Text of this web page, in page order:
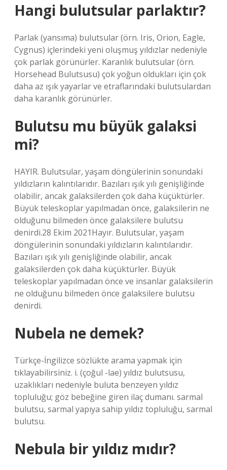
Hangi bulutsular parlaktır?
Parlak (yansıma) bulutsular (örn. Iris, Orion, Eagle,
Cygnus) içlerindeki yeni oluşmuş yıldızlar nedeniyle
çok parlak görünürler. Karanlık bulutsular (örn.
Horsehead Bulutsusu) çok yoğun oldukları için çok
daha az ışık yayarlar ve etraflarındaki bulutsulardan
daha karanlık görünürler.
Bulutsu mu büyük galaksi
mi?
HAYIR. Bulutsular, yaşam döngülerinin sonundaki
yıldızların kalıntılarıdır. Bazıları ışık yılı genişliğinde
olabilir, ancak galaksilerden çok daha küçüktürler.
Büyük teleskoplar yapılmadan önce, galaksilerin ne
olduğunu bilmeden önce galaksilere bulutsu
denirdi.28 Ekim 2021Hayır. Bulutsular, yaşam
döngülerinin sonundaki yıldızların kalıntılarıdır.
Bazıları ışık yılı genişliğinde olabilir, ancak
galaksilerden çok daha küçüktürler. Büyük
teleskoplar yapılmadan önce ve insanlar galaksilerin
ne olduğunu bilmeden önce galaksilere bulutsu
denirdi.
Nubela ne demek?
Türkçe-İngilizce sözlükte arama yapmak için
tıklayabilirsiniz. i. (çoğul -lae) yıldız bulutsusu,
uzaklıkları nedeniyle buluta benzeyen yıldız
topluluğu; göz bebeğine giren ilaç dumanı. sarmal
bulutsu, sarmal yapıya sahip yıldız topluluğu, sarmal
bulutsu.
Nebula bir yıldız mıdır?